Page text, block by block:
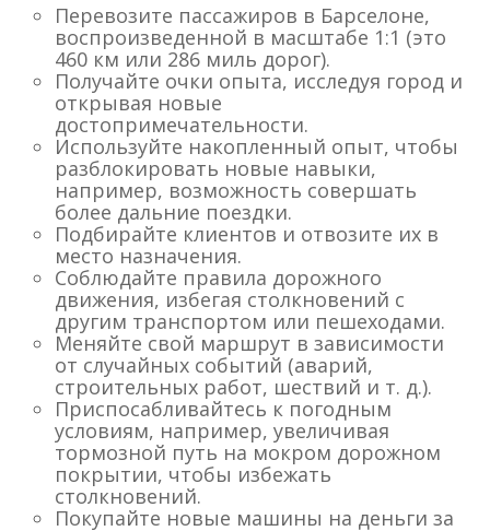
Перевозите пассажиров в Барселоне,
воспроизведенной в масштабе 1:1 (это
460 км или 286 миль дорог).
Получайте очки опыта, исследуя город и
открывая новые
достопримечательности.
Используйте накопленный опыт, чтобы
разблокировать новые навыки,
например, возможность совершать
более дальние поездки.
Подбирайте клиентов и отвозите их в
место назначения.
Соблюдайте правила дорожного
движения, избегая столкновений с
другим транспортом или пешеходами.
Меняйте свой маршрут в зависимости
от случайных событий (аварий,
строительных работ, шествий и т. д.).
Приспосабливайтесь к погодным
условиям, например, увеличивая
тормозной путь на мокром дорожном
покрытии, чтобы избежать
столкновений.
Покупайте новые машины на деньги за